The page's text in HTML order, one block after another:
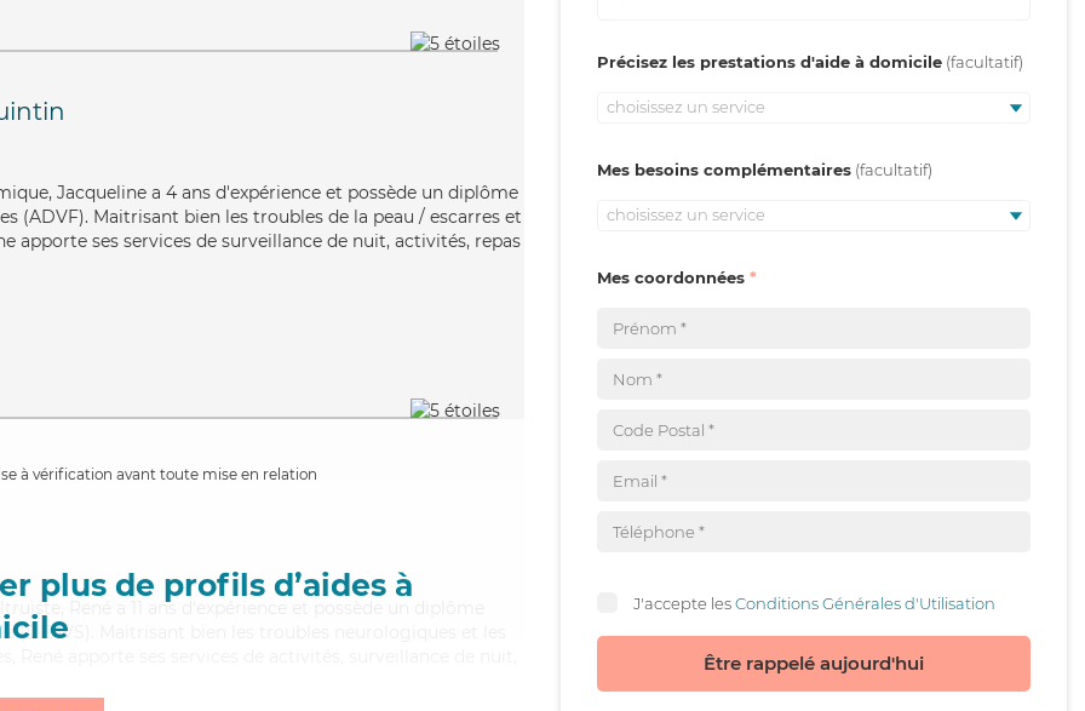
Jacqueline a 4 ans d'expérience et possède un diplôme
(ADVF). Maitrisant bien les troubles de la peau / escarres et
apporte ses services de surveillance de nuit, activités, repas
à vérification avant toute mise en relation
plus de profils d’aides à
René a 11 ans d'expérience et possède un diplôme
(DEAVS). Maitrisant bien les troubles neurologiques et les
Précisez les prestations d'aide à domicile
choisissez un service
Mes besoins complémentaires
choisissez un service
Mes coordonnées
J'accepte lesConditions Générales d'Utilisation
Être rappelé aujourd'hui